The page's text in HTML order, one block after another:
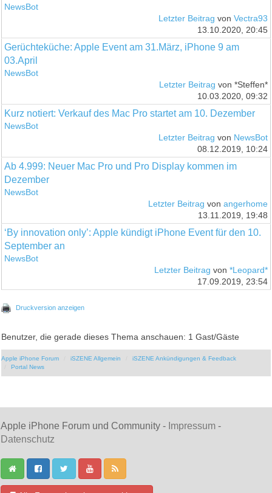
NewsBot
Letzter Beitrag von Vectra93
13.10.2020, 20:45
Gerüchteküche: Apple Event am 31.März, iPhone 9 am
03.April
NewsBot
Letzter Beitrag von *Steffen*
10.03.2020, 09:32
Kurz notiert: Verkauf des Mac Pro startet am 10. Dezember
NewsBot
Letzter Beitrag von NewsBot
08.12.2019, 10:24
Ab 4.999: Neuer Mac Pro und Pro Display kommen im
Dezember
NewsBot
Letzter Beitrag von angerhome
13.11.2019, 19:48
‘By innovation only’: Apple kündigt iPhone Event für den 10.
September an
NewsBot
Letzter Beitrag von *Leopard*
17.09.2019, 23:54
Druckversion anzeigen
Benutzer, die gerade dieses Thema anschauen: 1 Gast/Gäste
Apple iPhone Forum iSZENE Allgemein
iSZENE Ankündigungen & Feedback
Portal News
Apple iPhone Forum und Community - Impressum -
Datenschutz